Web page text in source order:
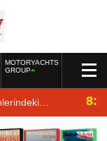
MOTORYACHTS
GROUP